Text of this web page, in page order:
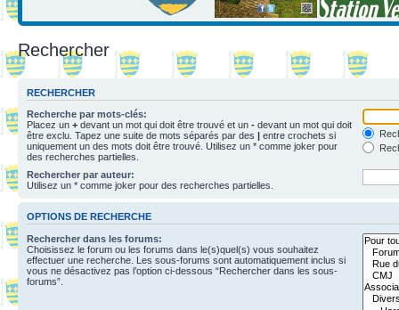
Rechercher
RECHERCHER
Recherche par mots-clés:
Placez un + devant un mot qui doit être trouvé et un - devant un mot qui doit
être exclu. Tapez une suite de mots séparés par des | entre crochets si
uniquement un des mots doit être trouvé. Utilisez un * comme joker pour
des recherches partielles.
Rechercher par auteur:
Utilisez un * comme joker pour des recherches partielles.
OPTIONS DE RECHERCHE
Rechercher dans les forums:
Choisissez le forum ou les forums dans le(s)quel(s) vous souhaitez
effectuer une recherche. Les sous-forums sont automatiquement inclus si
vous ne désactivez pas l’option ci-dessous “Rechercher dans les sous-
forums”.